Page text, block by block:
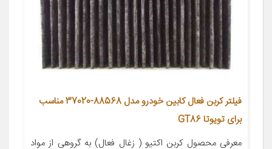
فیلتر کربن فعال کابین خودرو مدل 88568-37020 مناسب
برای تویوتا GT86
معرفی محصول کربن اکتیو ( زغال فعال) به گروهی از مواد